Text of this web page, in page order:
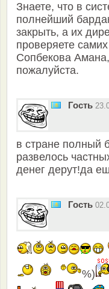
Знаете, что в
полнейший
закрыть, а их
проверяете
Сопбекова
пожалуйста.
Гость
в стране полный
развелось
денег дерут!да
Гость
%)